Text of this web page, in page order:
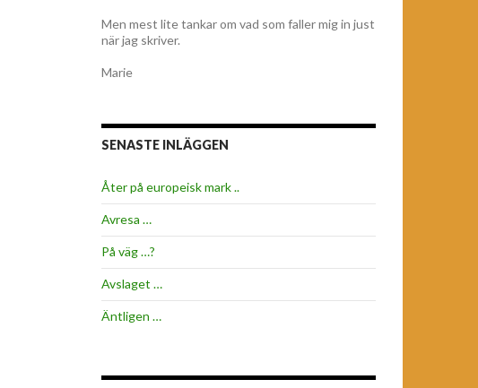
Men mest lite tankar om vad som faller mig in just
när jag skriver.
Marie
SENASTE INLÄGGEN
Åter på europeisk mark ..
Avresa …
På väg …?
Avslaget …
Äntligen …